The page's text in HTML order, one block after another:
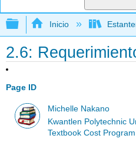
Expandir/contraer
Inicio
2.6:
Page ID
Michelle Nakano
Kwantlen Polytechnic
Textbook Cost Program